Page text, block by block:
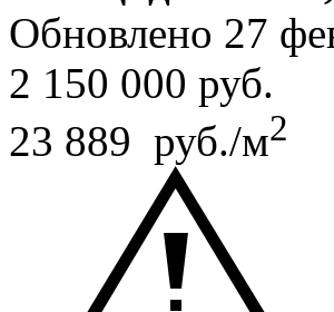
Обновлено 27
2 150 000 руб.
23 889 руб./м2